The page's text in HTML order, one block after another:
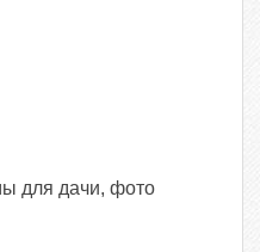
для дачи, фото